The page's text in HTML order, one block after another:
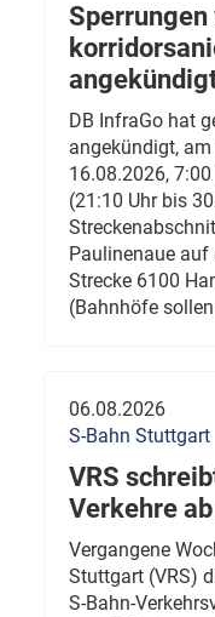
Sperrungen
DB InfraGo hat
angekündigt,
16.08.2026,
(21:10 Uhr bis
Paulinenaue
Strecke 6100
(Bahnhöfe
06.08.2026
S-Bahn Stuttgart
VRS
Verkehre
Vergangene
Stuttgart (VRS)
S-Bahn-